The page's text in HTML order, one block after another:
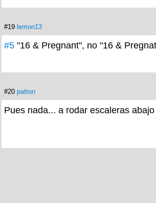
#19 lemon13
#5 "16 & Pregnant", no "16 &
#20 patton
Pues nada... a rodar escaleras